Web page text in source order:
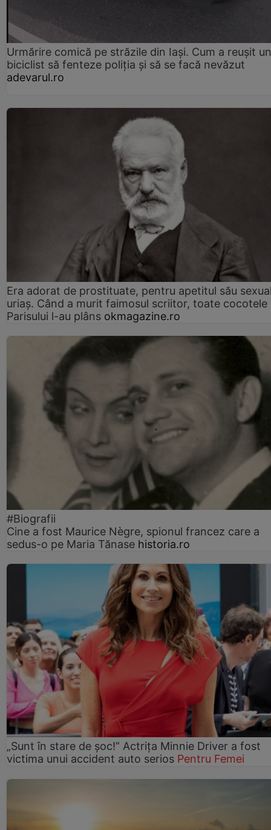
Urmărire comică pe străzile din Iași. Cum a reușit un
biciclist să fenteze poliția și să se facă nevăzut
adevarul.ro
Era adorat de prostituate, pentru apetitul său
uriaș. Când a murit faimosul scriitor, toate cocotele
Parisului l-au plâns okmagazine.ro
#Biografii
Cine a fost Maurice Nègre, spionul francez care a
sedus-o pe Maria Tănase historia.ro
„Sunt în stare de șoc!” Actrița Minnie Driver a fost
victima unui accident auto serios Pentru Femei